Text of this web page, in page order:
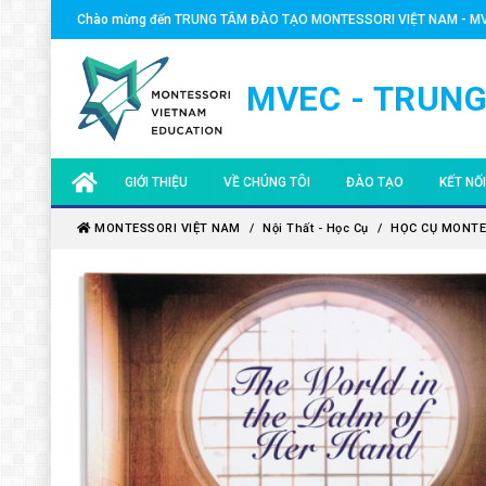
Chào mừng đến TRUNG TÂM ĐÀO TẠO MONTESSORI VIỆT NAM -
MVEC -
GIỚI THIỆU
MVEC - TRUNG TÂM ĐÀO TẠO MONTESSORI VIỆT
HIỆP HỘI MONTESSORI AMI QUỐC TẾ
VỀ CHÚNG TÔI
CHUYÊN GIA
ĐỐI TÁC TOÀN CẦU
ĐỘI NGŨ MVEC
ĐÀO TẠO
KHÓA MONTESSORI 0-
KHÓA MONTESSORI 3-
KHÓA MONTESSORI 6-
KHÓA MONTESSORI
KHÓA QUẢN LÝ
VĂN BẰNG
KẾT
HOẠT
NHÀ
QUỸ
HỌC
MONTESSORI VIỆT NAM Nội Thất - Học Cụ HỌC CỤ